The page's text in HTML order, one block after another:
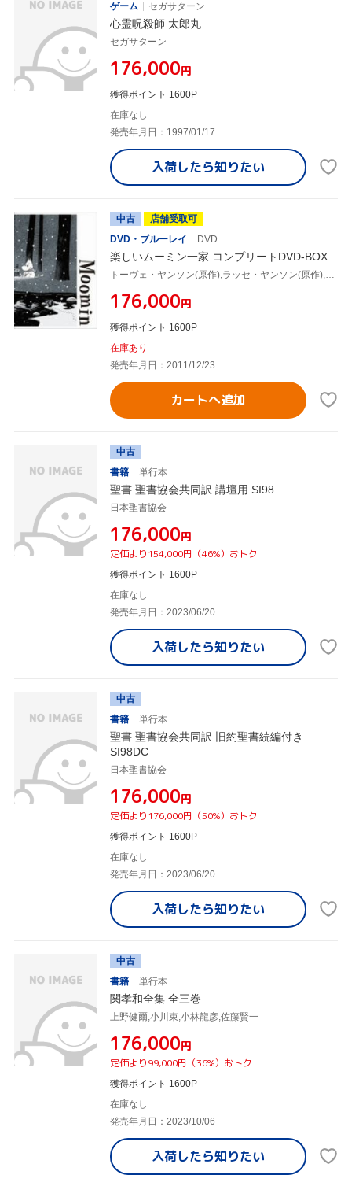
ゲーム セガサターン
心霊呪殺師 太郎丸
セガサターン
¥176,000円
獲得ポイント 1600P
在庫なし
発売年月日：1997/01/17
入荷したら知りたい
中古
店舗受取可
DVD・ブルーレイ
DVD
楽しいムーミン一家 コンプリートDVD-BOX
¥176,000円
獲得ポイント 1600P
在庫あり
発売年月日：2011/12/23
カートへ追加
中古
書籍
単行本
聖書 聖書協会共同訳 講壇用 SI98
日本聖書協会
¥176,000円
定価より154,000円（46%）おトク
獲得ポイント 1600P
在庫なし
発売年月日：2023/06/20
入荷したら知りたい
中古
書籍
単行本
聖書 聖書協会共同訳 旧約聖書続編付き
SI98DC
日本聖書協会
¥176,000円
定価より176,000円（50%）おトク
獲得ポイント 1600P
在庫なし
発売年月日：2023/06/20
入荷したら知りたい
中古
書籍
単行本
関孝和全集 全三巻
上野健爾,小川束,小林龍彦,佐藤賢一
¥176,000円
定価より99,000円（36%）おトク
獲得ポイント 1600P
在庫なし
発売年月日：2023/10/06
入荷したら知りたい